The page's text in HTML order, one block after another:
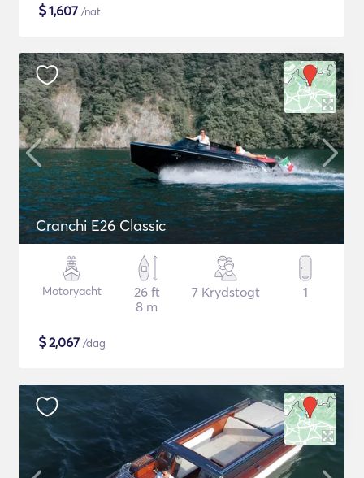
$1,607 /nat
Cranchi E26 Classic
Motoryacht
26 ft
8 m
7 Krydstogt 1
$2,067 /dag